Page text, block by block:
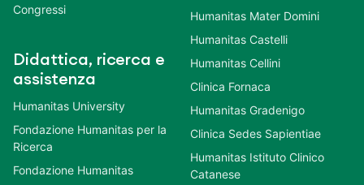
Congressi
Didattica, ricerca e
assistenza
Humanitas University
Fondazione Humanitas per la
Ricerca
Fondazione Humanitas
Humanitas Mater Domini
Humanitas Castelli
Humanitas Cellini
Clinica Fornaca
Humanitas Gradenigo
Clinica Sedes Sapientiae
Humanitas Istituto Clinico
Catanese